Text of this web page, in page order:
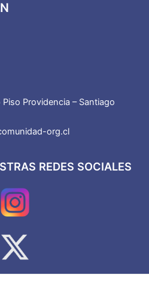
Providencia – Santiago
org.cl
REDES SOCIALES